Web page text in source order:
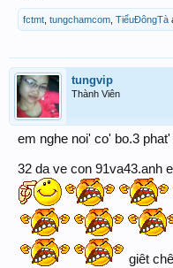
fctmt tungchamcom TiểuĐôngTà
tungvip
Thành Viên
em nghe noi' co' bo.3
32 da ve con 91va43.anh
giêt